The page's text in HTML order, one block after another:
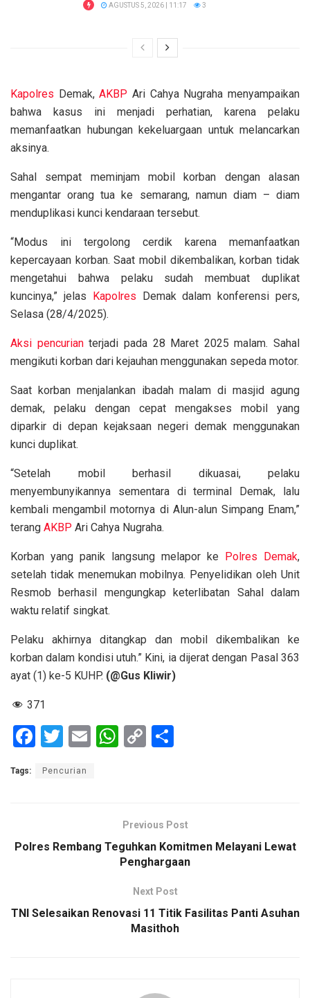
AGUSTUS 5, 2026 | 11:17 3
Kapolres Demak,AKBP Ari Cahya Nugraha menyampaikan
bahwa kasus ini menjadi perhatian, karena pelaku
memanfaatkan hubungan kekeluargaan untuk melancarkan
aksinya.
Sahal sempat meminjam mobil korban dengan alasan
mengantar orang tua ke semarang, namun diam – diam
menduplikasi kunci kendaraan tersebut.
“Modus ini tergolong cerdik karena memanfaatkan
kepercayaan korban. Saat mobil dikembalikan, korban tidak
mengetahui bahwa pelaku sudah membuat duplikat
kuncinya,” jelas Kapolres Demak dalam konferensi pers,
Selasa (28/4/2025).
Aksi pencurianterjadi pada 28 Maret 2025 malam. Sahal
mengikuti korban dari kejauhan menggunakan sepeda motor.
Saat korban menjalankan ibadah malam di masjid agung
demak, pelaku dengan cepat mengakses mobil yang
diparkir di depan kejaksaan negeri demak menggunakan
kunci duplikat.
“Setelah mobil berhasil dikuasai, pelaku
menyembunyikannya sementara di terminal Demak, lalu
kembali mengambil motornya di Alun-alun Simpang Enam,”
terang AKBP Ari Cahya Nugraha.
Korban yang panik langsung melapor ke Polres Demak,
setelah tidak menemukan mobilnya. Penyelidikan oleh Unit
Resmob berhasil mengungkap keterlibatan Sahal dalam
waktu relatif singkat.
Pelaku akhirnya ditangkap dan mobil dikembalikan ke
korban dalam kondisi utuh.” Kini, ia dijerat dengan Pasal 363
ayat (1) ke-5 KUHP. (@Gus Kliwir)
371
F
ce
o
T
tt
E
W
A
p
p
C
n
k
Tags: Pencurian
Previous Post
Polres Rembang Teguhkan Komitmen Melayani Lewat
Penghargaan
Next Post
TNI Selesaikan Renovasi 11 Titik Fasilitas Panti Asuhan
Masithoh